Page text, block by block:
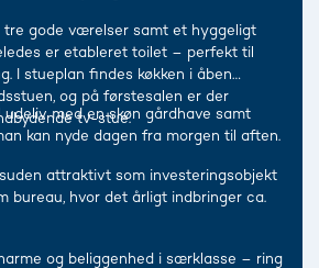
tre gode værelser samt et hyggeligt
er etableret toilet – perfekt til
I stueplan findes køkken i åben
og på førstesalen er der
tv-stue.
udeliv med en skøn gårdhave samt
kan nyde dagen fra morgen til aften.
attraktivt som investeringsobjekt
bureau, hvor det årligt indbringer ca.
og beliggenhed i særklasse – ring